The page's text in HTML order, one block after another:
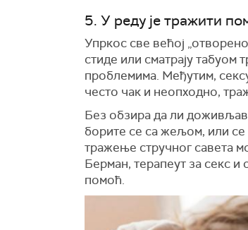
5. У реду је тражити
Упркос све већој
стиде или сматрају
проблемима. Међутим,
често чак и неопходно,
Без обзира да ли
борите се са жељом, или се
тражење стручног савета
Берман, терапеут за секс и
помоћ.